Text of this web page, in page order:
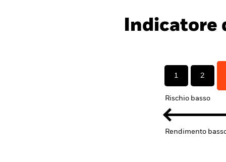
Indicatore
1 2
Rischio basso
Rendimento